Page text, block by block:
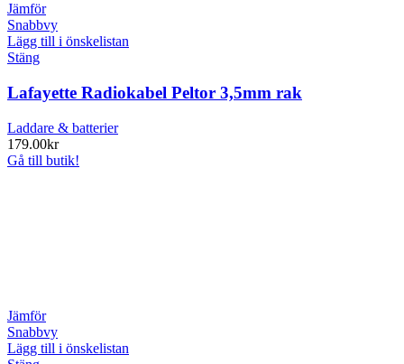
Jämför
Snabbvy
Lägg till i önskelistan
Stäng
Lafayette Radiokabel Peltor 3,5mm rak
Laddare & batterier
179.00kr
Gå till butik!
Jämför
Snabbvy
Lägg till i önskelistan